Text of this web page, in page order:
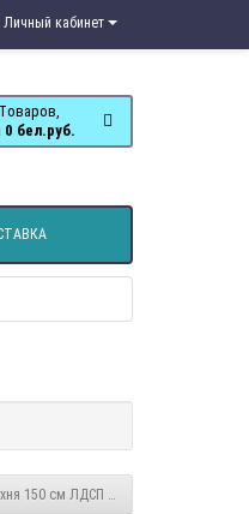
Личный кабинет
Tоваров,
0 бел.руб.
150 см ЛДСП Бетон Пайн